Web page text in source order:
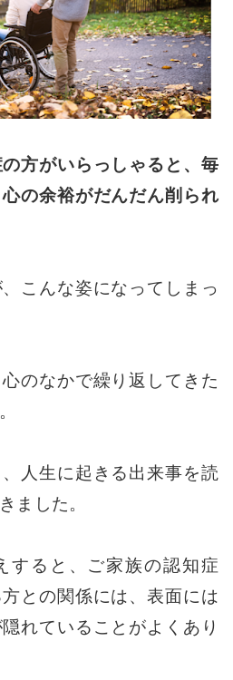
方がいらっしゃると、毎
の余裕がだんだん削られ
こんな姿になってしまっ
のなかで繰り返してきた
人生に起きる出来事を読
ました。
すると、ご家族の認知症
との関係には、表面には
れていることがよくあり